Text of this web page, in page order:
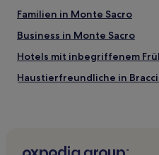
Familien in Monte Sacro
Business in Monte Sacro
Hotels mit inbegriffenem
Haustierfreundliche in